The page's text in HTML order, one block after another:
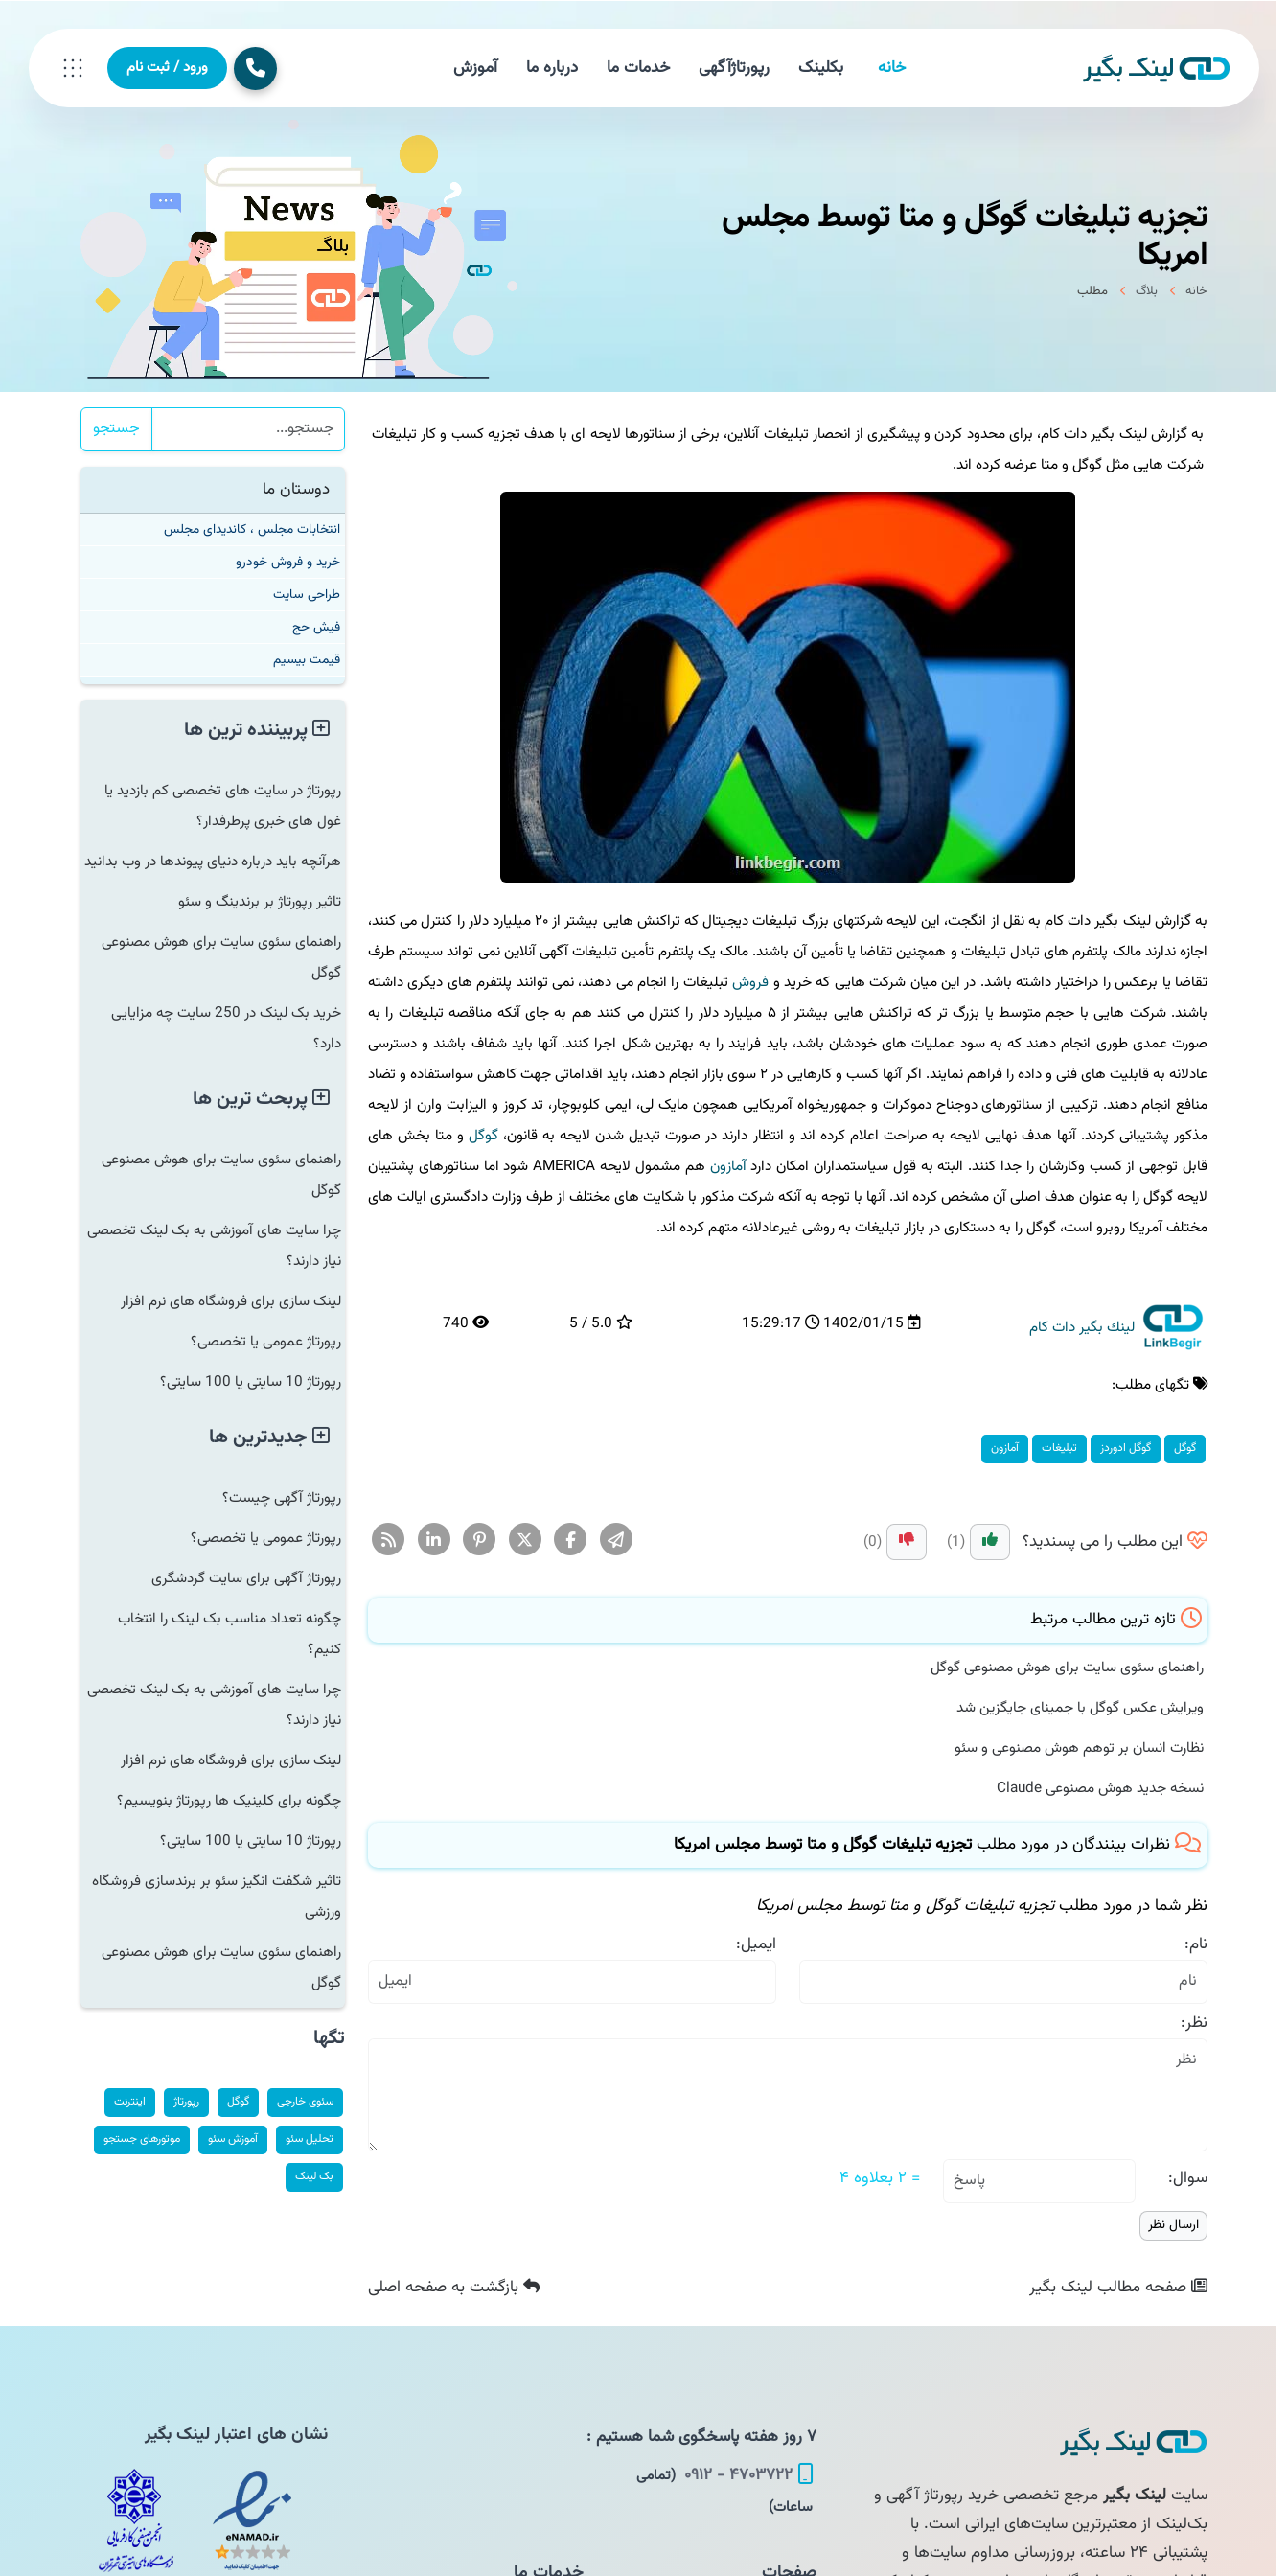
خانه بکلینک رپورتاژآگهی خدمات ما درباره ما آموزش ورود / ثبت نام
تجزیه تبلیغات گوگل و متا توسط مجلس
امریکا
خانه بلاگ مطلب
به گزارش لینک بگیر دات کام، برای محدود کردن و پیشگیری از انحصار تبلیغات آنلاین، برخی از سناتورها لایحه ای با هدف تجزیه کسب و کار تبلیغات
شرکت هایی مثل گوگل و متا عرضه کرده اند.
به گزارش لینک بگیر دات کام به نقل از انگجت، این لایحه شرکتهای بزرگ تبلیغات دیجیتال که تراکنش هایی بیشتر از ۲۰ میلیارد دلار را کنترل می کنند،
اجازه ندارند مالک پلتفرم های تبادل تبلیغات و همچنین تقاضا یا تأمین آن باشند. مالک یک پلتفرم تأمین تبلیغات آگهی آنلاین نمی تواند سیستم طرف
تقاضا یا برعکس را دراختیار داشته باشد. در این میان شرکت هایی که خرید و فروشتبلیغات را انجام می دهند، نمی توانند پلتفرم های دیگری داشته
باشند. شرکت هایی با حجم متوسط یا بزرگ تر که تراکنش هایی بیشتر از ۵ میلیارد دلار را کنترل می کنند هم به جای آنکه مناقصه تبلیغات را به
صورت عمدی طوری انجام دهند که به سود عملیات های خودشان باشد، باید فرایند را به بهترین شکل اجرا کنند. آنها باید شفاف باشند و دسترسی
عادلانه به قابلیت های فنی و داده را فراهم نمایند. اگر آنها کسب و کارهایی در ۲ سوی بازار انجام دهند، باید اقداماتی جهت کاهش سواستفاده و تضاد
منافع انجام دهند. ترکیبی از سناتورهای دوجناح دموکرات و جمهوریخواه آمریکایی همچون مایک لی، ایمی کلوبوچار، تد کروز و الیزابت وارن از لایحه
مذکور پشتیبانی کردند. آنها هدف نهایی لایحه به صراحت اعلام کرده اند و انتظار دارند در صورت تبدیل شدن لایحه به قانون،گوگلو متا بخش های
قابل توجهی از کسب وکارشان را جدا کنند. البته به قول سیاستمداران امکان داردآمازون
هم مشمول لایحه AMERICA شود اما سناتورهای پشتیبان
لایحه گوگل را به عنوان هدف اصلی آن مشخص کرده اند. آنها با توجه به آنکه شرکت مذکور با شکایت های مختلف از طرف وزارت دادگستری ایالت های
مختلف آمریکا روبرو است، گوگل را به دستکاری در بازار تبلیغات به روشی غیرعادلانه متهم کرده اند.
لینك بگیر دات كام 1402/01/15
15:29:17
5.0 / 5
740
تگهای مطلب:
گوگل گوگل ادوردز تبلیغات آمازون
این مطلب را می پسندید؟
تازه ترین مطالب مرتبط
راهنمای سئوی سایت برای هوش مصنوعی گوگل
ویرایش عکس گوگل با جمینای جایگزین شد
نظارت انسان بر توهم هوش مصنوعی و سئو
نسخه جدید هوش مصنوعی Claude
نظرات بینندگان در مورد مطلبتجزیه تبلیغات گوگل و متا توسط مجلس امریکا
نظر شما در مورد مطلبتجزیه تبلیغات گوگل و متا توسط مجلس امریکا
نام:
ایمیل:
نظر:
سوال: = ۲ بعلاوه ۴
صفحه مطالبلینک بگیر بازگشتبه صفحه اصلی
جستجو
دوستان ما
انتخابات مجلس ، کاندیدای مجلس
خرید و فروش خودرو
طراحی سایت
فیش حج
قیمت بیسیم
پربیننده ترین ها
رپورتاژ در سایت های تخصصی کم بازدید یا
غول های خبری پرطرفدار؟
هرآنچه باید درباره دنیای پیوندها در وب بدانید
تاثیر رپورتاژ بر برندینگ و سئو
راهنمای سئوی سایت برای هوش مصنوعی
گوگل
خرید بک لینک در 250 سایت چه مزایایی
دارد؟
پربحث ترین ها
راهنمای سئوی سایت برای هوش مصنوعی
گوگل
چرا سایت های آموزشی به بک لینک تخصصی
نیاز دارند؟
لینک سازی برای فروشگاه های نرم افزار
رپورتاژ عمومی یا تخصصی؟
رپورتاژ 10 سایتی یا 100 سایتی؟
جدیدترین ها
رپورتاژ آگهی چیست؟
رپورتاژ عمومی یا تخصصی؟
رپورتاژ آگهی برای سایت گردشگری
چگونه تعداد مناسب بک لینک را انتخاب
کنیم؟
چرا سایت های آموزشی به بک لینک تخصصی
نیاز دارند؟
لینک سازی برای فروشگاه های نرم افزار
چگونه برای کلینیک ها رپورتاژ بنویسیم؟
رپورتاژ 10 سایتی یا 100 سایتی؟
تاثیر شگفت انگیز سئو بر برندسازی فروشگاه
ورزشی
راهنمای سئوی سایت برای هوش مصنوعی
گوگل
تگها
سئوی خارجی گوگل رپورتاژ اینترنت
تحلیل سئو آموزش سئو موتورهای جستجو
بک لینک
سایتلینک بگیرمرجع تخصصی خرید رپورتاژ آگهی و
بک‌لینک از معتبرترین سایت‌های ایرانی است. با
پشتیبانی ۲۴ ساعته، بروزرسانی مداوم سایت‌ها و
۴۷۰۳۷۲۲ - ۰۹۱۲
(تمامی
ساعات)
نشان های اعتبار لینک بگیر